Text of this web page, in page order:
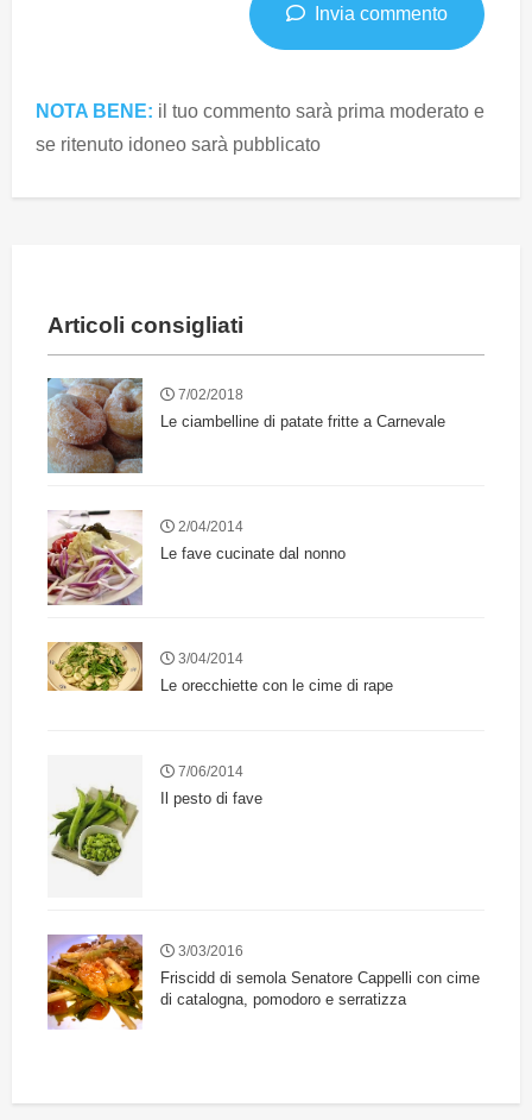
Invia commento
NOTA BENE: il tuo commento sarà prima moderato e
se ritenuto idoneo sarà pubblicato
Articoli consigliati
7/02/2018
Le ciambelline di patate fritte a Carnevale
2/04/2014
Le fave cucinate dal nonno
3/04/2014
Le orecchiette con le cime di rape
7/06/2014
Il pesto di fave
3/03/2016
Friscidd di semola Senatore Cappelli con cime
di catalogna, pomodoro e serratizza